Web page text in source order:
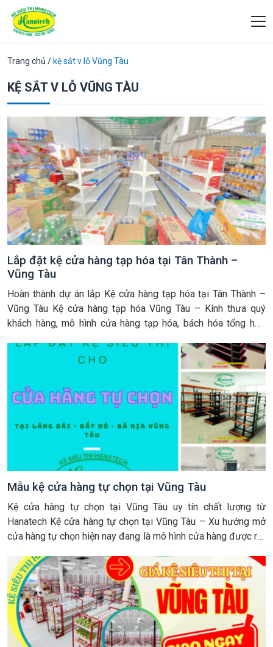
Trang chủ / kệ sắt v lỗ Vũng Tàu
KỆ SẮT V LỖ VŨNG TÀU
Lắp đặt kệ cửa hàng tạp hóa tại Tân Thành –
Vũng Tàu
Hoàn thành dự án lắp Kệ cửa hàng tạp hóa tại Tân Thành –
Vũng Tàu Kệ cửa hàng tạp hóa Vũng Tàu – Kính thưa quý
khách hàng, mô hình cửa hàng tạp hóa, bách hóa tổng hợp
bật nhất trong bối […]
Mẫu kệ cửa hàng tự chọn tại Vũng Tàu
Kệ cửa hàng tự chọn tại Vũng Tàu uy tín chất lượng từ
Hanatech Kệ cửa hàng tự chọn tại Vũng Tàu – Xu hướng mở
cửa hàng tự chọn hiện nay đang là mô hình cửa hàng được rất
Vì mô hình […]